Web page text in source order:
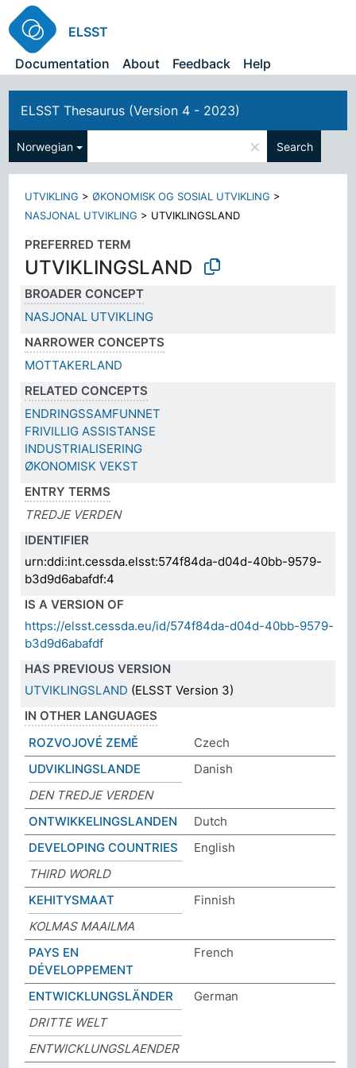
ELSST
Documentation
About Feedback Help
ELSST Thesaurus (Version 4 - 2023)
Norwegian × Search
UTVIKLING >ØKONOMISK OG SOSIAL UTVIKLING >
NASJONAL UTVIKLING > UTVIKLINGSLAND
PREFERRED TERM
UTVIKLINGSLAND
BROADER CONCEPT
NASJONAL UTVIKLING
NARROWER CONCEPTS
MOTTAKERLAND
RELATED CONCEPTS
ENDRINGSSAMFUNNET
FRIVILLIG ASSISTANSE
INDUSTRIALISERING
ØKONOMISK VEKST
ENTRY TERMS
TREDJE VERDEN
IDENTIFIER
urn:ddi:int.cessda.elsst:574f84da-d04d-40bb-9579-
b3d9d6abafdf:4
IS A VERSION OF
https://elsst.cessda.eu/id/574f84da-d04d-40bb-9579-
b3d9d6abafdf
HAS PREVIOUS VERSION
UTVIKLINGSLAND (ELSST Version 3)
IN OTHER LANGUAGES
ROZVOJOVÉ ZEMĚ
Czech
UDVIKLINGSLANDE
Danish
DEN TREDJE VERDEN
ONTWIKKELINGSLANDEN
Dutch
DEVELOPING COUNTRIES
English
THIRD WORLD
KEHITYSMAAT
Finnish
KOLMAS MAAILMA
PAYS EN
DÉVELOPPEMENT
French
ENTWICKLUNGSLÄNDER
German
DRITTE WELT
ENTWICKLUNGSLAENDER